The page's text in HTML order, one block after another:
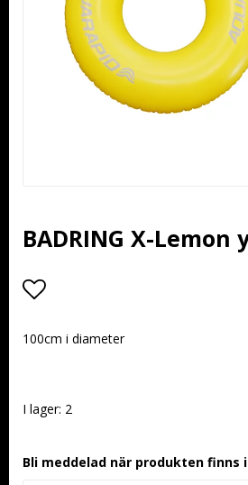
BADRING X-Lemon
100cm i diameter
I lager: 2
Bli meddelad när produkten finns